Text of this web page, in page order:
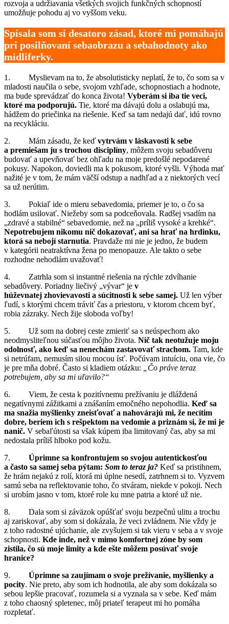
rozvoja a udržiavania všetkých svojich funkčných schopností
umožňuje pohodu aj vo vyššom veku.
Spísala som si desatoro zásad, ktoré mi pomáhajú
pri posilňovaní sebaobrazu a sebahodnoty ako
midliferky.
1. Myslievam na to, že absolutisticky neplatí, že to, čo som sa v
mladosti naučila o sebe, svojom vzhľade, schopnostiach a hodnote,
ma bude sprevádzať do konca života! Vyberám si iba tie veci,
ktoré ma podporujú. Tie, ktoré ma dávajú dolu a oslabujú ma,
hádžem do priečinka na riešenie. Keď sa tam nedajú dať, idú rovno
na recykláciu.
2. Mám zásadu, že keď vytrvám v láskavosti k sebe
a premiešam ju s trochou disciplíny, môžem svoju sebadôveru
budovať a upevňovať bez ohľadu na moje predošlé nepodarené
pokusy. Napokon, doviedli ma k pokusom, ktoré vyšli. Výhoda mať
nažité je v tom, že mám väčší odstup a nadhľad a z niektorých vecí
sa už nerútim.
3. Pokiaľ ide o mieru sebavedomia, priemer je to, o čo sa
hodlám usilovať. Niežeby som sa podceňovala. Radšej vsadím na
„zdravé a stabilné“ sebavedomie, než na „príliš vysoké a krehké“.
Nepotrebujem nikomu nič dokazovať, ani sa hrať na hrdinku,
ktorá sa nebojí starnutia. Pravdaže mi nie je jedno, že budem
v kategórii neatraktívna žena po menopauze. Ale takto o sebe
rozhodne nehodlám uvažovať!
4. Zatrhla som si instantné riešenia na rýchle zdvíhanie
sebadôvery. Poriadny liečivý „vývar“ je v
húževnatej zhovievavosti a súcitnosti k sebe samej. Už len výber
ľudí, s ktorými chcem tráviť čas a priestoru, v ktorom chcem byť,
robia zázraky. Nech žije sloboda voľby!
5. Už som na dobrej ceste zmieriť sa s neúspechom ako
neodmysliteľnou súčasťou môjho života. Nič tak neotužuje moju
odolnosť, ako keď sa nenechám zastavovať strachom. Tam, kde
si netrúfam, nemusím silou mocou ísť. Počúvam intuíciu, ona vie, čo
je pre mňa dobré. Často si kladiem otázku:
„Čo práve teraz
potrebujem, aby sa mi uľavilo?“
6. Viem, že cesta k pozitívnemu prežívaniu je dláždená
negatívnymi zážitkami a znášaním emočného nepohodlia. Keď sa
ma snažia myšlienky zneisťovať a nahovárajú mi, že necítim
dobre, beriem ich s rešpektom na vedomie a priznám si, že mi je
nanič. V sebaľútosti sa však kúpem iba limitovaný čas, aby sa mi
nedostala príliš hlboko pod kožu.
7.
Úprimne sa konfrontujem so svojou autentickosťou
a často sa samej seba pýtam: Som to teraz ja? Keď sa pristihnem,
že hrám nejakú z rolí, ktorá mi úplne nesedí, zatrhnem si to. Vyzvem
samú seba na reflektovanie toho, čo stváram, niekde v pokoji. Nech
si urobím jasno v tom, ktoré role ku mne patria a ktoré už nie.
8. Dala som si záväzok opúšťať svoju bezpečnú ulitu a trochu
aj zariskovať, aby som si dokázala, že veci zvládnem. Nie vždy je
z toho radostné ujúchanie, ale zvyšujem si tak vieru v seba a v svoje
schopnosti. Kde inde, než v mimo komfortnej zóne by som
zistila, čo sú moje limity a kde ešte môžem posúvať svoje
hranice?
9. Úprimne sa zaujímam o svoje prežívanie, myšlienky a
pocity. Nie preto, aby som ich hodnotila, ale aby som dokázala so
sebou lepšie pracovať, rozumela si a vyznala sa v sebe. Keď mám
z toho chaosný spletenec, môj priateľ terapeut mi ho pomáha
rozpletať.